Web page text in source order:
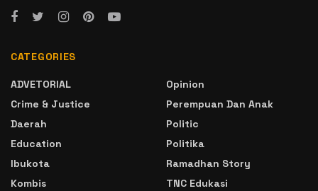
CATEGORIES
ADVETORIAL
Crime & Justice
Daerah
Education
Ibukota
Kombis
Opinion
Perempuan Dan Anak
Politic
Politika
Ramadhan Story
TNC Edukasi